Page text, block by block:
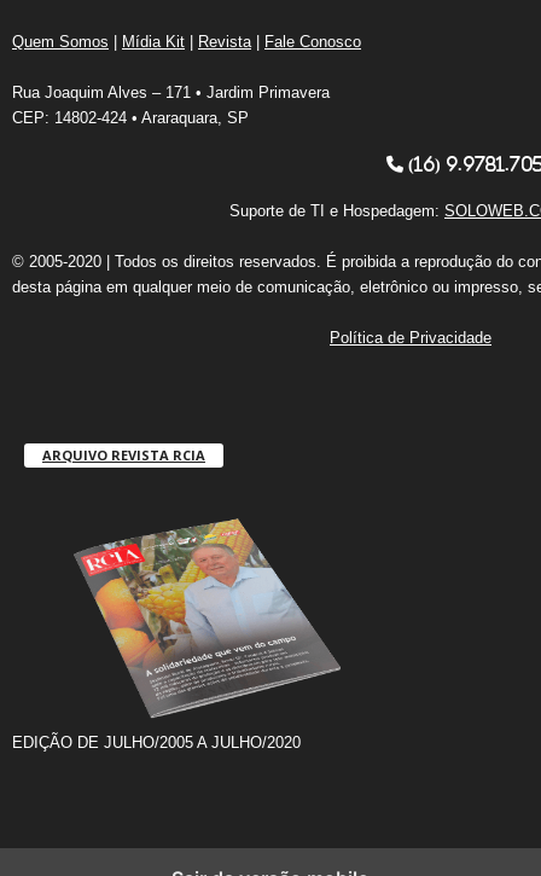
Quem Somos | Mídia Kit | Revista | Fale Conosco
Rua Joaquim Alves – 171 • Jardim Primavera
CEP: 14802-424 • Araraquara, SP
(16)
Suporte de TI e Hospedagem:
© 2005-2020 | Todos os direitos reservados. É proibida a reprodução do
desta página em qualquer meio de comunicação, eletrônico ou impresso,
Política de Privacidade
ARQUIVO REVISTA RCIA
EDIÇÃO DE JULHO/2005 A JULHO/2020